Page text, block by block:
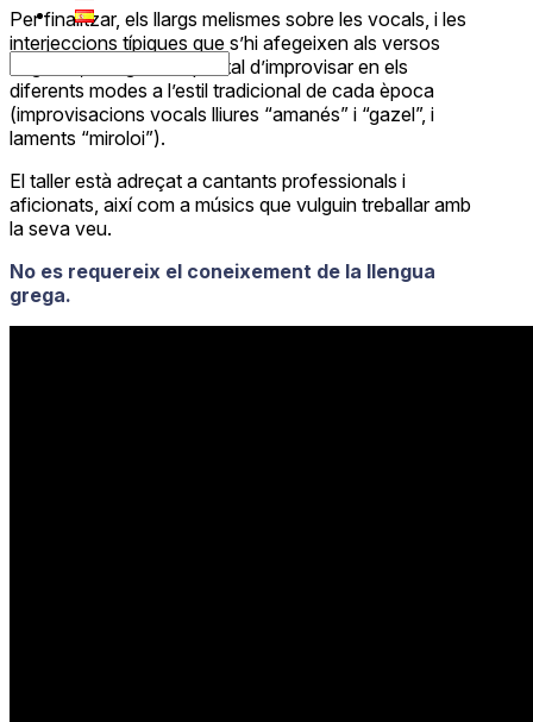
Per finalitzar, els llargs melismes sobre les vocals, i les
interjeccions típiques que s’hi afegeixen als versos
originals, ens guiaran per tal d’improvisar en els
diferents modes a l’estil tradicional de cada època
(improvisacions vocals lliures “amanés” i “gazel”, i
laments “miroloi”).
El taller està adreçat a cantants professionals i
aficionats, així com a músics que vulguin treballar amb
la seva veu.
No es requereix el coneixement de la llengua
grega.